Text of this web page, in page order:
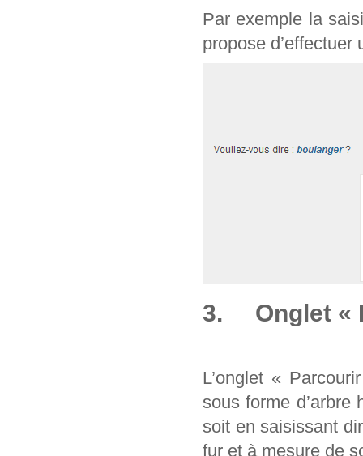
Par exemple la
propose
3. Onglet «
L’onglet «
sous forme d’arbre
soit en saisissant
fur et à mesure de